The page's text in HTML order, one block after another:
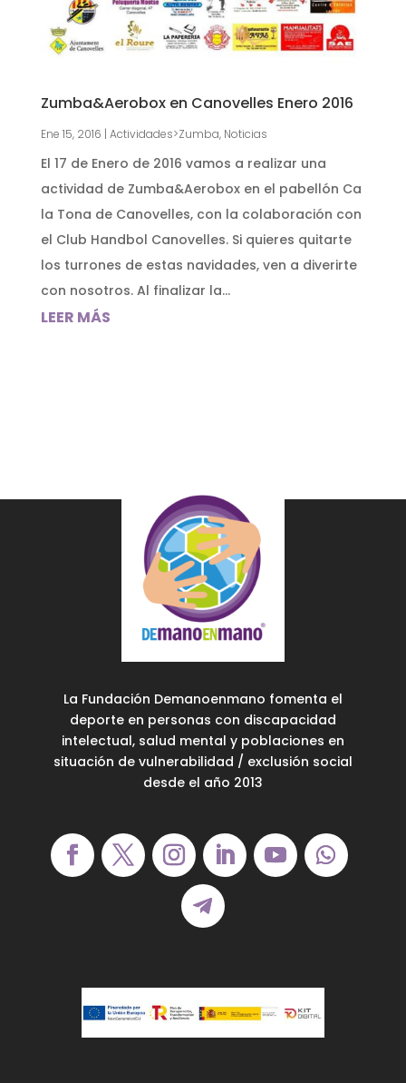
Zumba&Aerobox en Canovelles Enero 2016
Ene 15, 2016 | Actividades>Zumba, Noticias
El 17 de Enero de 2016 vamos a realizar una
actividad de Zumba&Aerobox en el pabellón Ca
la Tona de Canovelles, con la colaboración con
el Club Handbol Canovelles. Si quieres quitarte
los turrones de estas navidades, ven a diverirte
con nosotros. Al finalizar la...
LEER MÁS
La Fundación Demanoenmano fomenta el
deporte en personas con discapacidad
intelectual, salud mental y poblaciones en
situación de vulnerabilidad / exclusión social
desde el año 2013